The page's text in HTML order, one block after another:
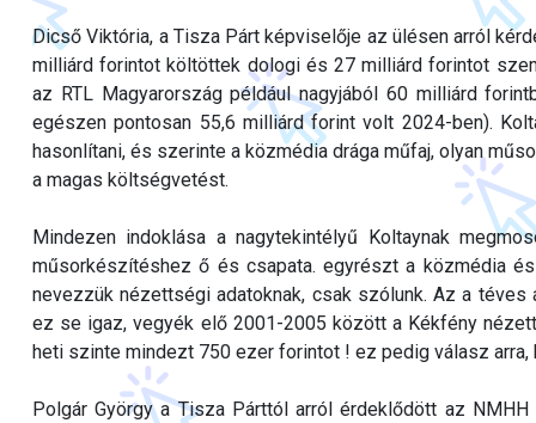
Dicső Viktória, a Tisza Párt képviselője az ülésen arról
milliárd forintot költöttek dologi és 27 milliárd forintot
az RTL Magyarország például nagyjából 60 milliárd
egészen pontosan 55,6 milliárd forint volt 2024-ben).
hasonlítani, és szerinte a közmédia drága műfaj, olyan
a magas költségvetést.
Mindezen indoklása a nagytekintélyű Koltaynak
műsorkészítéshez ő és csapata. egyrészt a közmédia
nevezzük nézettségi adatoknak, csak szólunk. Az a
ez se igaz, vegyék elő 2001-2005 között a Kékfény
heti szinte mindezt 750 ezer forintot ! ez pedig válasz arra,
Polgár György a Tisza Párttól arról érdeklődött az